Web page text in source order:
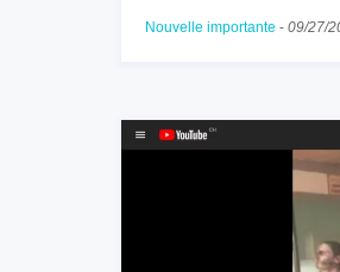
Nouvelle importante - 09/27/